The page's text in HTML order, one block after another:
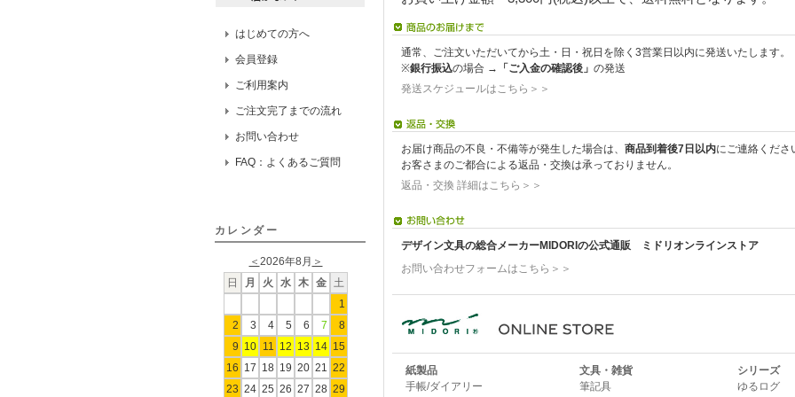
はじめての方へ
会員登録
ご利用案内
ご注文完了までの流れ
お問い合わせ
FAQ：よくあるご質問
カレンダー
＜ 2026年8月 ＞
日
月 火 水 木 金
土
1
2
3 4 5 6 7
8
9 10 11 12 13 14 15
16 17 18 19 20 21
22
23 24 25 26 27 28 29
通常、ご注文いただいてから土・日・祝日を除く3営業日以内に発送いたします。
※銀行振込の場合 → 「ご入金の確認後」 の発送
発送スケジュールはこちら＞＞
お届け商品の不良・不備等が発生した場合は、 商品到着後7日以内にご連絡くださ
お客さまのご都合による返品・交換は承っておりません。
返品・交換 詳細はこちら＞＞
デザイン文具の総合メーカーMIDORIの公式通販 ミドリオンラインストア
お問い合わせフォームはこちら＞＞
紙製品
手帳/ダイアリー
文具・雑貨
筆記具
シリーズ
ゆるログ